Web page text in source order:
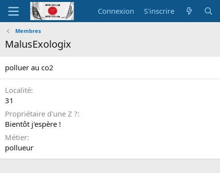
Connexion S'inscrire
Membres
MalusExologix
polluer au co2
Localité
31
Propriétaire d'une Z ?
Bientôt j'espère !
Métier
pollueur